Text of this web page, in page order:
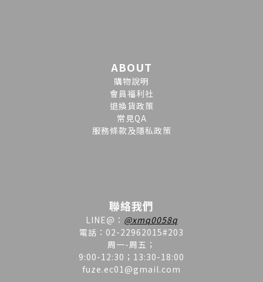
ABOUT
購物說明
會員福利社
退換貨政策
常見QA
服務條款及隱私政策
聯絡我們
LINE@ ： @xmq0058q
電話：02-22962015#203
周一-周五；
9:00-12:30；13:30-18:00
fuze.ec01@gmail.com